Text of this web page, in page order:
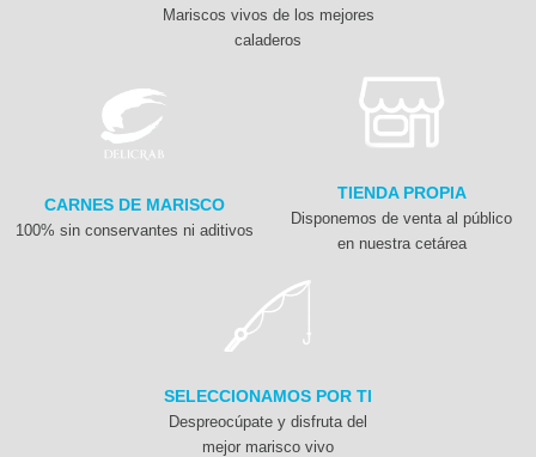
Mariscos vivos de los mejores
caladeros
CARNES DE MARISCO
100% sin conservantes ni aditivos
TIENDA PROPIA
Disponemos de venta al público
en nuestra cetárea
SELECCIONAMOS POR TI
Despreocúpate y disfruta del
mejor marisco vivo